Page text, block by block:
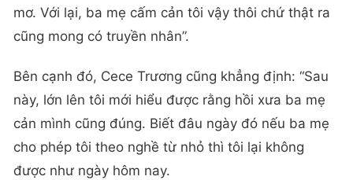
mơ. Với lại, ba mẹ cấm cản tôi vậy thôi chứ thật ra
cũng mong có truyền nhân”.
Bên cạnh đó, Cece Trương cũng khẳng định: “Sau
này, lớn lên tôi mới hiểu được rằng hồi xưa ba mẹ
cản mình cũng đúng. Biết đâu ngày đó nếu ba mẹ
cho phép tôi theo nghề từ nhỏ thì tôi lại không
được như ngày hôm nay.